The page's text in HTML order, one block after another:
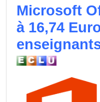
Microsoft
à 16,74